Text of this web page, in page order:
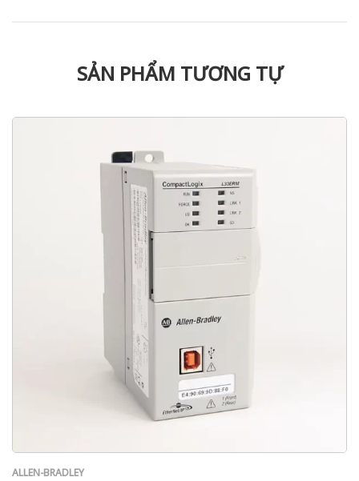
SẢN PHẨM TƯƠNG TỰ
ALLEN-BRADLEY